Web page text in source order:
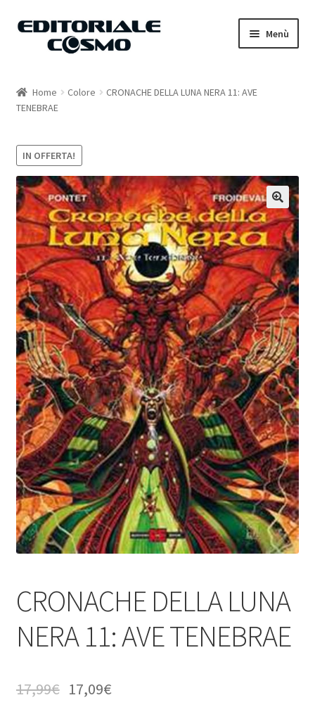
Vai
Vai
Menù
Catalogo
Carrello
Il mio account
Home Colore
CRONACHE DELLA LUNA NERA 11: AVE
TENEBRAE
IN OFFERTA!
CRONACHE DELLA LUNA
NERA 11: AVE TENEBRAE
17,99€ 17,09€